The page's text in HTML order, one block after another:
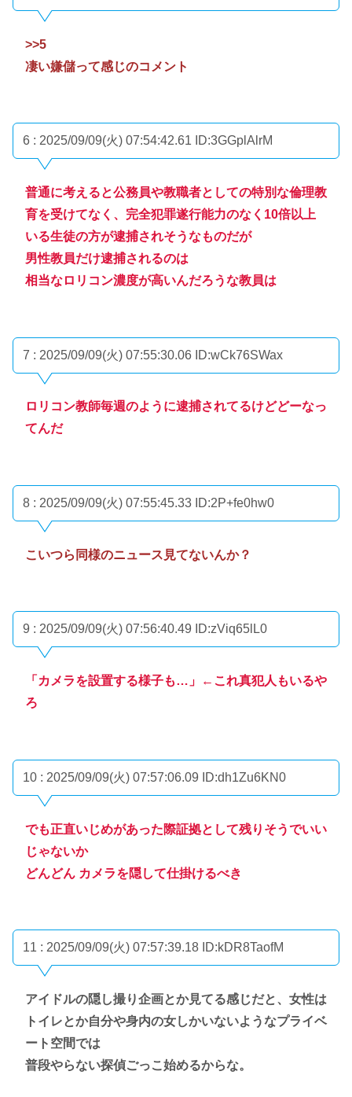
>>5
凄い嫌儲って感じのコメント
6 : 2025/09/09(火) 07:54:42.61 ID:3GGplAlrM
普通に考えると公務員や教職者としての特別な倫理教
育を受けてなく、完全犯罪遂行能力のなく10倍以上
いる生徒の方が逮捕されそうなものだが
男性教員だけ逮捕されるのは
相当なロリコン濃度が高いんだろうな教員は
7 : 2025/09/09(火) 07:55:30.06 ID:wCk76SWax
ロリコン教師毎週のように逮捕されてるけどどーなっ
てんだ
8 : 2025/09/09(火) 07:55:45.33 ID:2P+fe0hw0
こいつら同様のニュース見てないんか？
9 : 2025/09/09(火) 07:56:40.49 ID:zViq65lL0
「カメラを設置する様子も…」←これ真犯人もいるや
ろ
10 : 2025/09/09(火) 07:57:06.09 ID:dh1Zu6KN0
でも正直いじめがあった際証拠として残りそうでいい
じゃないか
どんどん カメラを隠して仕掛けるべき
11 : 2025/09/09(火) 07:57:39.18 ID:kDR8TaofM
アイドルの隠し撮り企画とか見てる感じだと、女性は
トイレとか自分や身内の女しかいないようなプライベ
ート空間では
普段やらない探偵ごっこ始めるからな。